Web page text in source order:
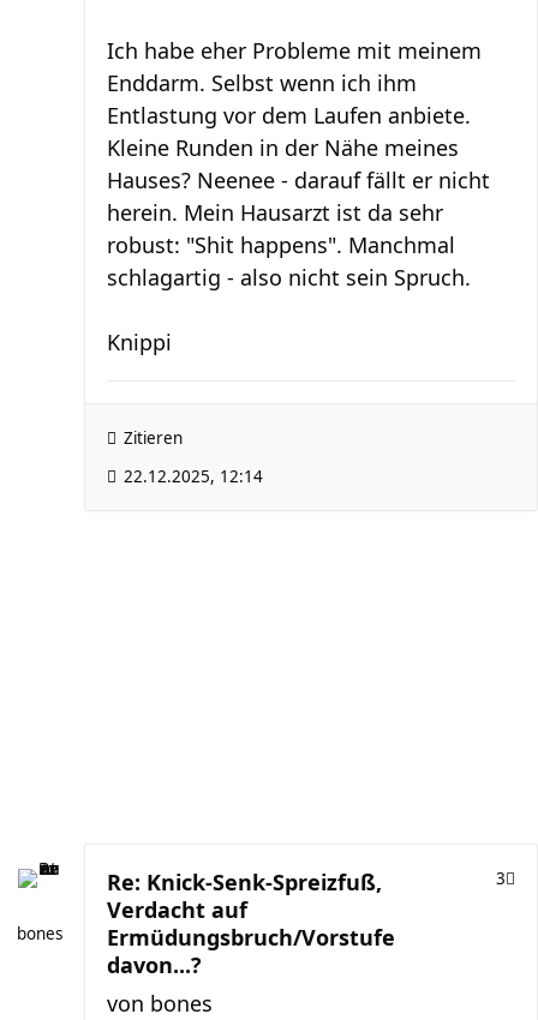
Ich habe eher Probleme mit meinem
Enddarm. Selbst wenn ich ihm
Entlastung vor dem Laufen anbiete.
Kleine Runden in der Nähe meines
Hauses? Neenee - darauf fällt er nicht
herein. Mein Hausarzt ist da sehr
robust: "Shit happens". Manchmal
schlagartig - also nicht sein Spruch.
Knippi
Zitieren
22.12.2025, 12:14
bones
Re: Knick-Senk-Spreizfuß,
Verdacht auf
Ermüdungsbruch/Vorstufe
davon...?
3
von bones